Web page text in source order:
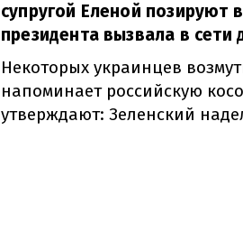
супругой Еленой
президента вызвала в сети
Некоторых украинцев
напоминает российскую
утверждают: Зеленский